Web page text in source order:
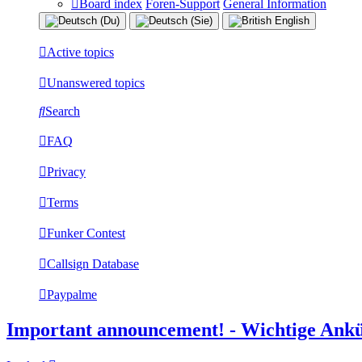
Board index Foren-Support General Information
Active topics
Unanswered topics
Search
FAQ
Privacy
Terms
Funker Contest
Callsign Database
Paypalme
Important announcement! - Wichtige